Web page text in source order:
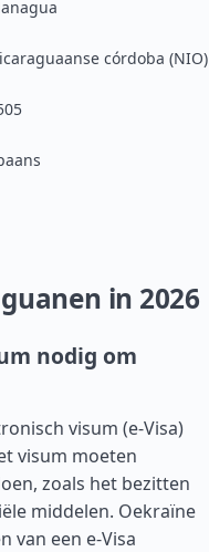
córdoba (NIO)
in 2026
nodig om
visum (e-Visa)
visum moeten
zoals het bezitten
middelen. Oekraïne
van een e-Visa